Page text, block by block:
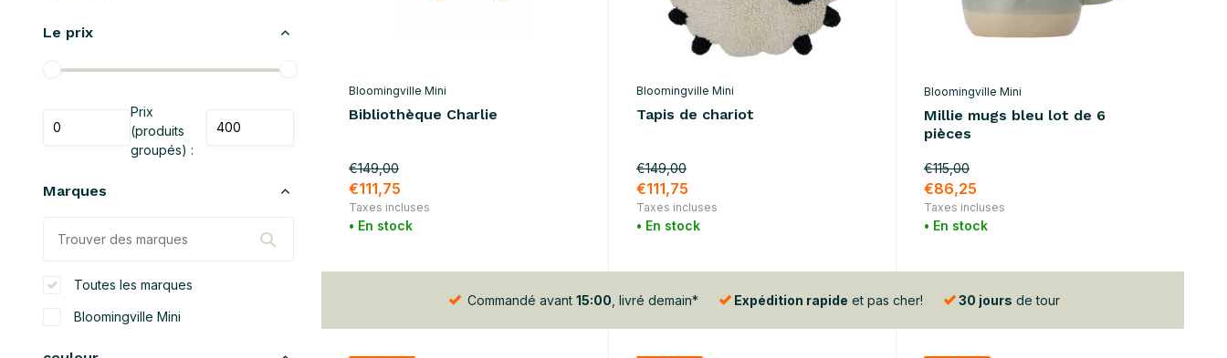
Le prix
Prix
(produits
groupés) :
Marques
Toutes les marques
Bloomingville Mini
Bloomingville Mini
Bibliothèque Charlie
€149,00
€111,75
Taxes incluses
• En stock
Bloomingville Mini
Tapis de chariot
€149,00
€111,75
Taxes incluses
• En stock
Bloomingville Mini
Millie mugs bleu lot de 6
pièces
€115,00
€86,25
Taxes incluses
• En stock
Commandé avant 15:00 , livré demain* Expédition rapide et pas cher! 30 jours de tour